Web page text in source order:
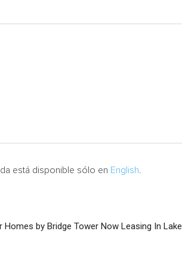
está disponible sólo en English
Homes by Bridge Tower Now Leasing In Lake